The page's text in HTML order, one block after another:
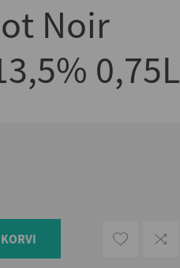
Noir
0,75L